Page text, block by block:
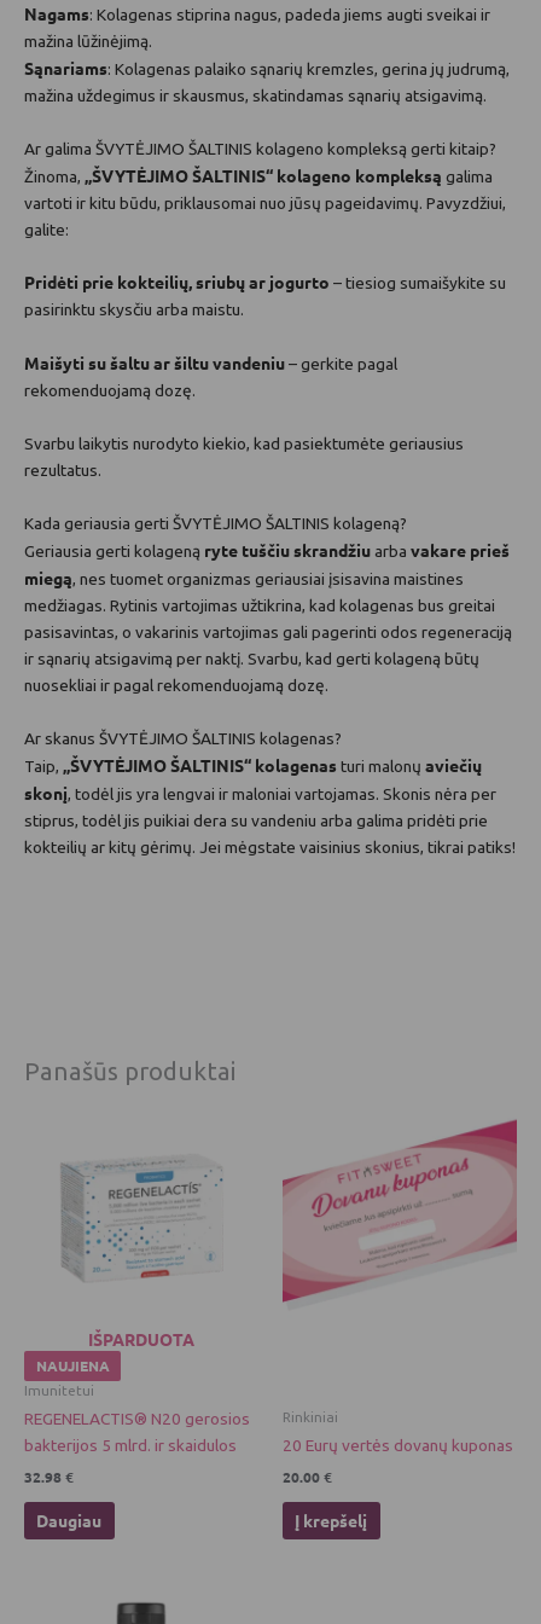
Nagams: Kolagenas stiprina nagus, padeda jiems augti sveikai ir
mažina lūžinėjimą.
Sąnariams: Kolagenas palaiko sąnarių kremzles, gerina jų judrumą,
mažina uždegimus ir skausmus, skatindamas sąnarių atsigavimą.
Ar galima ŠVYTĖJIMO ŠALTINIS kolageno kompleksą gerti kitaip?
Žinoma,
„ŠVYTĖJIMO ŠALTINIS“ kolageno kompleksą galima
vartoti ir kitu būdu, priklausomai nuo jūsų pageidavimų. Pavyzdžiui,
galite:
Pridėti prie kokteilių, sriubų ar jogurto – tiesiog sumaišykite su
pasirinktu skysčiu arba maistu.
Maišyti su šaltu ar šiltu vandeniu– gerkite pagal
rekomenduojamą dozę.
Svarbu laikytis nurodyto kiekio, kad pasiektumėte geriausius
rezultatus.
Kada geriausia gerti ŠVYTĖJIMO ŠALTINIS kolageną?
Geriausia gerti kolageną ryte tuščiu skrandžiu arba vakare prieš
miegą, nes tuomet organizmas geriausiai įsisavina maistines
medžiagas. Rytinis vartojimas užtikrina, kad kolagenas bus greitai
pasisavintas, o vakarinis vartojimas gali pagerinti odos regeneraciją
ir sąnarių atsigavimą per naktį. Svarbu, kad gerti kolageną būtų
nuosekliai ir pagal rekomenduojamą dozę.
Ar skanus ŠVYTĖJIMO ŠALTINIS kolagenas?
Taip, „ŠVYTĖJIMO ŠALTINIS“ kolagenas turi malonų aviečių
skonį, todėl jis yra lengvai ir maloniai vartojamas. Skonis nėra per
stiprus, todėl jis puikiai dera su vandeniu arba galima pridėti prie
kokteilių ar kitų gėrimų. Jei mėgstate vaisinius skonius, tikrai patiks!
Panašūs produktai
NAUJIENA
IŠPARDUOTA
Imunitetui
REGENELACTIS® N20 gerosios
bakterijos 5 mlrd. ir skaidulos
32.98€
Daugiau
Rinkiniai
20 Eurų vertės dovanų kuponas
20.00€
Į krepšelį